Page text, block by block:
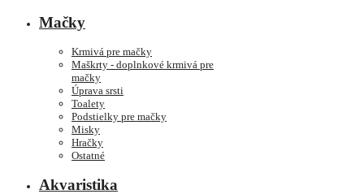
Mačky
Krmivá pre mačky
Maškrty - doplnkové krmivá pre
mačky
Úprava srsti
Toalety
Podstielky pre mačky
Misky
Hračky
Ostatné
Akvaristika